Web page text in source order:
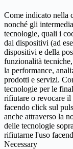
Come indicato nella
nonché gli
tecnologie, quali i
dai dispositivi (ad
dispositivi e della
funzionalità
la performance,
prodotti e servizi.
tecnologie per le
rifiutare o revocare il
facendo click sul
anche attraverso la
delle tecnologie
rifiutarne l'uso
Necessary